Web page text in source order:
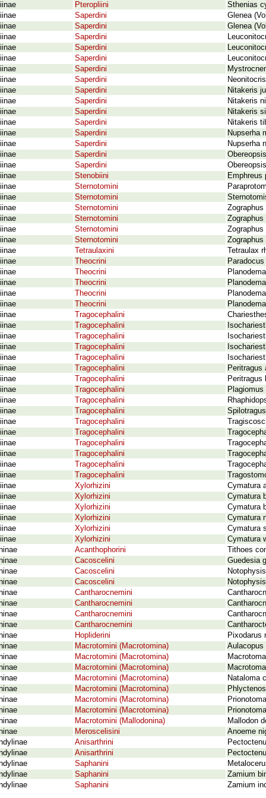
Pteropliini
Sthenias
Saperdini
Glenea
Saperdini
Glenea
Saperdini
Saperdini
Saperdini
Saperdini
Saperdini
Saperdini
Nitakeris
Saperdini
Nitakeris
Saperdini
Nitakeris
Saperdini
Nitakeris
Saperdini
Nupserha
Saperdini
Nupserha
Saperdini
Saperdini
Stenobiini
Emphreus
Sternotomini
Sternotomini
Sternotomini
Sternotomini
Zographus
Sternotomini
Sternotomini
Tetraulaxini
Tetraulax
Theocrini
Theocrini
Theocrini
Theocrini
Theocrini
Tragocephalini
Tragocephalini
Tragocephalini
Tragocephalini
Tragocephalini
Tragocephalini
Peritragus
Tragocephalini
Peritragus
Tragocephalini
Tragocephalini
Tragocephalini
Tragocephalini
Tragocephalini
Tragocephalini
Tragocephalini
Tragocephalini
Tragocephalini
Xylorhizini
Cymatura
Xylorhizini
Cymatura
Xylorhizini
Cymatura
Xylorhizini
Cymatura
Xylorhizini
Cymatura
Xylorhizini
Cymatura
Acanthophorini
Tithoes
Cacoscelini
Guedesia
Cacoscelini
Cacoscelini
Cantharocnemini
Cantharocnemini
Cantharocnemini
Cantharocnemini
Hopliderini
Pixodarus
Macrotomini (Macrotomina)
Aulacopus
Macrotomini (Macrotomina)
Macrotomini (Macrotomina)
Macrotomini (Macrotomina)
Nataloma
Macrotomini (Macrotomina)
Macrotomini (Macrotomina)
Macrotomini (Macrotomina)
Macrotomini (Mallodonina)
Mallodon
Meroscelisini
Anoeme
Anisarthrini
Anisarthrini
Saphanini
Saphanini
Zamium
Saphanini Zamium